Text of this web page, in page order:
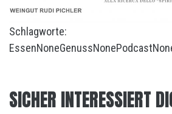
Schlagworte:
EssenNoneGenussNonePodcast
SICHER INTERESSIERT